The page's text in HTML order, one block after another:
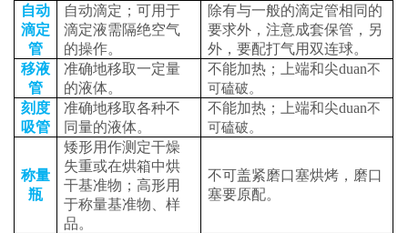
自动
滴定
管
自动滴定；可用于
滴定液需隔绝空气
的操作。
除有与一般的滴定管相同的
要求外，注意成套保管，另
外，要配打气用双连球。
移液
管
准确地移取一定量
的液体。
不能加热；上端和尖duan不
可磕破。
刻度
吸管
准确地移取各种不
同量的液体。
不能加热；上端和尖duan不
可磕破。
称量
瓶
矮形用作测定干燥
失重或在烘箱中烘
干基准物；高形用
于称量基准物、样
品。
不可盖紧磨口塞烘烤，磨口
塞要原配。